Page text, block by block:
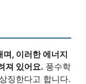
, 이러한 에너지
져 있어요. 풍수학
징한다고 합니다.